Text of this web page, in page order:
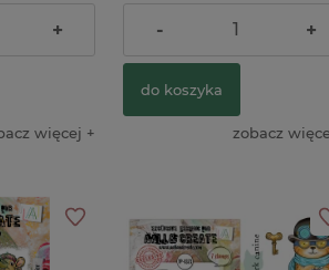
+
więcej
56,00 zł
- +
do koszyka
zobacz